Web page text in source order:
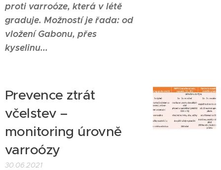
proti varroóze, která v létě
graduje. Možností je řada: od
vložení Gabonu, přes
kyselinu...
Prevence ztrát
včelstev –
monitoring úrovně
varroózy
30.06.2021